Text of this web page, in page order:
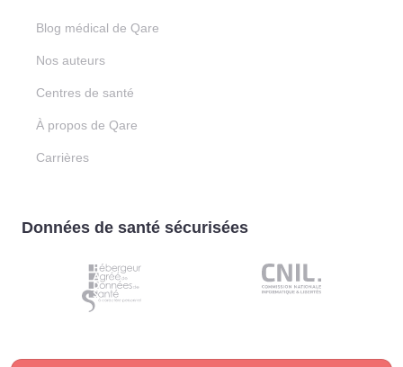
Blog médical de Qare
Nos auteurs
Centres de santé
À propos de Qare
Carrières
Données de santé sécurisées